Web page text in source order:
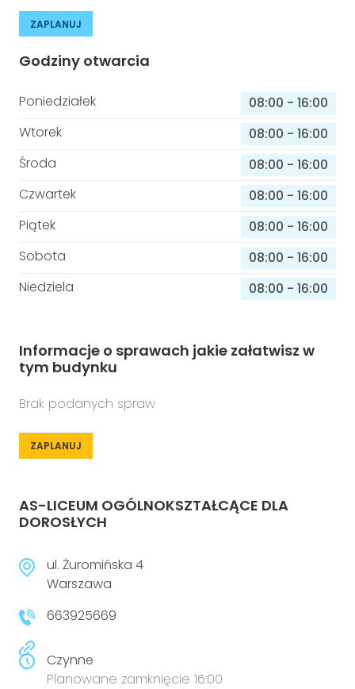
ZAPLANUJ
Godziny otwarcia
Poniedziałek 08:00 - 16:00
Wtorek
08:00 - 16:00
Środa
08:00 - 16:00
Czwartek
08:00 - 16:00
Piątek
08:00 - 16:00
Sobota
08:00 - 16:00
Niedziela
08:00 - 16:00
Informacje o sprawach jakie załatwisz w
tym budynku
Brak podanych spraw
ZAPLANUJ
AS-LICEUM OGÓLNOKSZTAŁCĄCE DLA
DOROSŁYCH
ul. Żuromińska 4
Warszawa
663925669
Czynne
Planowane zamknięcie 16:00